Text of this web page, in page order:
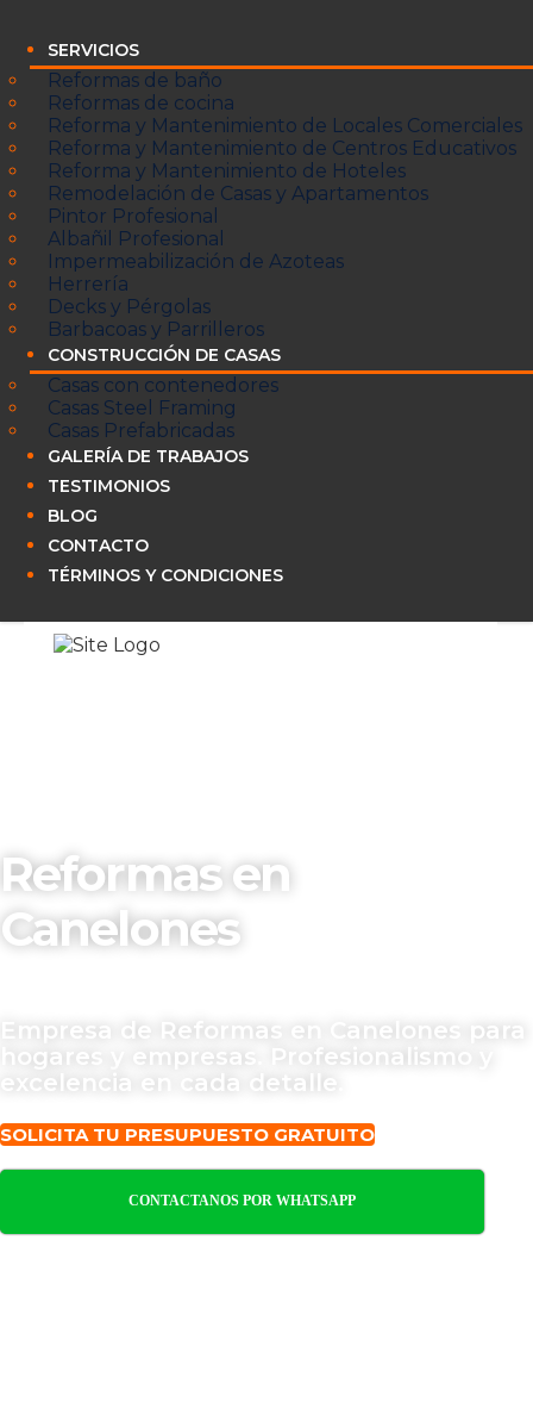
SERVICIOS
Reformas de baño
Reformas de cocina
Reforma y Mantenimiento de Locales Comerciales
Reforma y Mantenimiento de Centros Educativos
Reforma y Mantenimiento de Hoteles
Remodelación de Casas y Apartamentos
Pintor Profesional
Albañil Profesional
Impermeabilización de Azoteas
Herrería
Decks y Pérgolas
Barbacoas y Parrilleros
CONSTRUCCIÓN DE CASAS
Casas con contenedores
Casas Steel Framing
Casas Prefabricadas
GALERÍA DE TRABAJOS
TESTIMONIOS
BLOG
CONTACTO
TÉRMINOS Y CONDICIONES
Reformas en
Canelones
Empresa de Reformas en Canelones para
hogares y empresas. Profesionalismo y
excelencia en cada detalle.
SOLICITA TU PRESUPUESTO GRATUITO
CONTACTANOS POR WHATSAPP